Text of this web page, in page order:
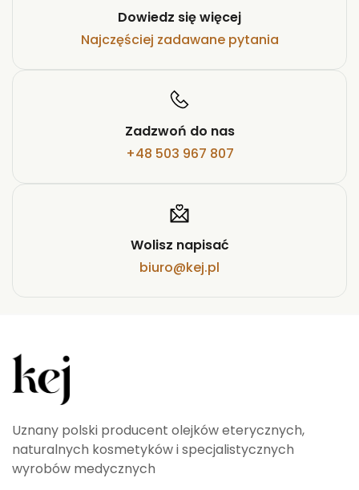
Dowiedz się więcej
Najczęściej zadawane pytania
Zadzwoń do nas
+48 503 967 807
Wolisz napisać
biuro@kej.pl
Uznany polski producent olejków eterycznych,
naturalnych kosmetyków i specjalistycznych
wyrobów medycznych